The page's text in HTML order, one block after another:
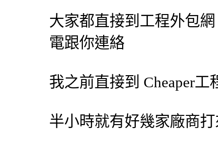
大家都直接到工程外包網
電跟你連絡
我之前直接到 Cheaper工
半小時就有好幾家廠商